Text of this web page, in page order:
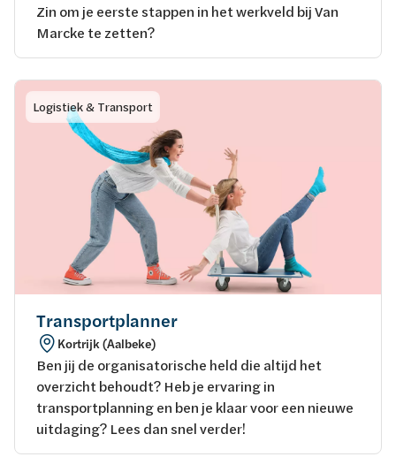
Zin om je eerste stappen in het werkveld bij Van
Marcke te zetten?
Logistiek & Transport
Transportplanner
Kortrijk (Aalbeke)
Ben jij de organisatorische held die altijd het
overzicht behoudt? Heb je ervaring in
transportplanning en ben je klaar voor een nieuwe
uitdaging? Lees dan snel verder!